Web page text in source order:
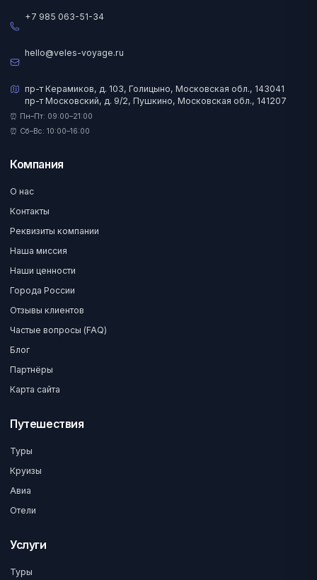
+7 985 063-51-34
hello@veles-voyage.ru
пр-т Керамиков, д. 103, Голицыно, Московская обл., 143041
пр-т Московский, д. 9/2, Пушкино, Московская обл., 141207
⏰ Пн–Пт: 09:00–21:00
⏰ Сб–Вс: 10:00–16:00
Компания
О нас
Контакты
Реквизиты компании
Наша миссия
Наши ценности
Города России
Отзывы клиентов
Частые вопросы (FAQ)
Блог
Партнёры
Карта сайта
Путешествия
Туры
Круизы
Авиа
Отели
Услуги
Туры